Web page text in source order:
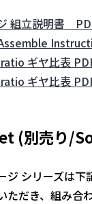
組立説明書
Assemble
ギヤ比表
ギヤ比表
(別売り/
シリーズは下
ただき、組み合